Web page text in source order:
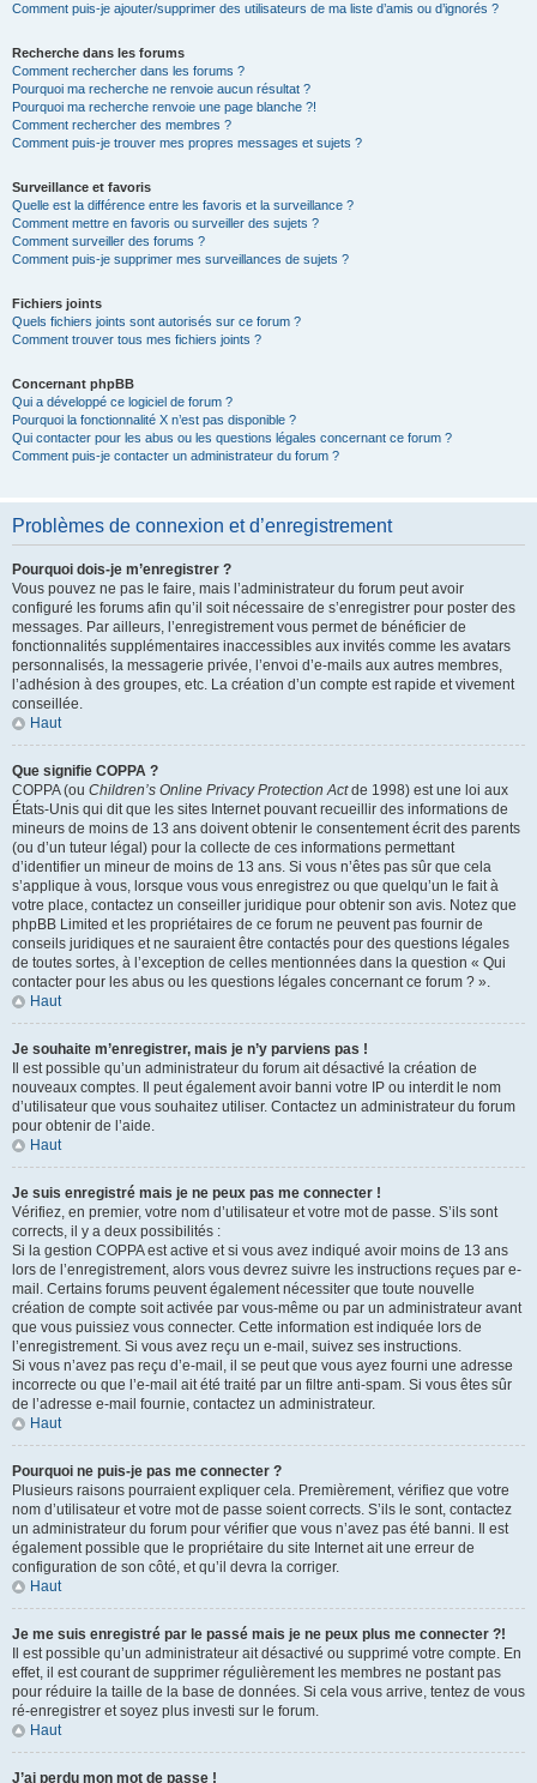
Comment puis-je ajouter/supprimer des utilisateurs de ma liste d’amis ou d’ignorés ?
Recherche dans les forums
Comment rechercher dans les forums ?
Pourquoi ma recherche ne renvoie aucun résultat ?
Pourquoi ma recherche renvoie une page blanche ?!
Comment rechercher des membres ?
Comment puis-je trouver mes propres messages et sujets ?
Surveillance et favoris
Quelle est la différence entre les favoris et la surveillance ?
Comment mettre en favoris ou surveiller des sujets ?
Comment surveiller des forums ?
Comment puis-je supprimer mes surveillances de sujets ?
Fichiers joints
Quels fichiers joints sont autorisés sur ce forum ?
Comment trouver tous mes fichiers joints ?
Concernant phpBB
Qui a développé ce logiciel de forum ?
Pourquoi la fonctionnalité X n’est pas disponible ?
Qui contacter pour les abus ou les questions légales concernant ce forum ?
Comment puis-je contacter un administrateur du forum ?
Problèmes de connexion et d’enregistrement
Pourquoi dois-je m’enregistrer ?
Vous pouvez ne pas le faire, mais l’administrateur du forum peut avoir
configuré les forums afin qu’il soit nécessaire de s’enregistrer pour poster des
messages. Par ailleurs, l’enregistrement vous permet de bénéficier de
fonctionnalités supplémentaires inaccessibles aux invités comme les avatars
personnalisés, la messagerie privée, l’envoi d’e-mails aux autres membres,
l’adhésion à des groupes, etc. La création d’un compte est rapide et vivement
conseillée.
Haut
Que signifie COPPA ?
COPPA (ou Children’s Online Privacy Protection Actde 1998) est une loi aux
États-Unis qui dit que les sites Internet pouvant recueillir des informations de
mineurs de moins de 13 ans doivent obtenir le consentement écrit des parents
(ou d’un tuteur légal) pour la collecte de ces informations permettant
d’identifier un mineur de moins de 13 ans. Si vous n’êtes pas sûr que cela
s’applique à vous, lorsque vous vous enregistrez ou que quelqu’un le fait à
votre place, contactez un conseiller juridique pour obtenir son avis. Notez que
phpBB Limited et les propriétaires de ce forum ne peuvent pas fournir de
conseils juridiques et ne sauraient être contactés pour des questions légales
de toutes sortes, à l’exception de celles mentionnées dans la question « Qui
contacter pour les abus ou les questions légales concernant ce forum ? ».
Haut
Je souhaite m’enregistrer, mais je n’y parviens pas !
Il est possible qu’un administrateur du forum ait désactivé la création de
nouveaux comptes. Il peut également avoir banni votre IP ou interdit le nom
d’utilisateur que vous souhaitez utiliser. Contactez un administrateur du forum
pour obtenir de l’aide.
Haut
Je suis enregistré mais je ne peux pas me connecter !
Vérifiez, en premier, votre nom d’utilisateur et votre mot de passe. S’ils sont
corrects, il y a deux possibilités :
Si la gestion COPPA est active et si vous avez indiqué avoir moins de 13 ans
lors de l’enregistrement, alors vous devrez suivre les instructions reçues par e-
mail. Certains forums peuvent également nécessiter que toute nouvelle
création de compte soit activée par vous-même ou par un administrateur avant
que vous puissiez vous connecter. Cette information est indiquée lors de
l’enregistrement. Si vous avez reçu un e-mail, suivez ses instructions.
Si vous n’avez pas reçu d’e-mail, il se peut que vous ayez fourni une adresse
incorrecte ou que l’e-mail ait été traité par un filtre anti-spam. Si vous êtes sûr
de l’adresse e-mail fournie, contactez un administrateur.
Haut
Pourquoi ne puis-je pas me connecter ?
Plusieurs raisons pourraient expliquer cela. Premièrement, vérifiez que votre
nom d’utilisateur et votre mot de passe soient corrects. S’ils le sont, contactez
un administrateur du forum pour vérifier que vous n’avez pas été banni. Il est
également possible que le propriétaire du site Internet ait une erreur de
configuration de son côté, et qu’il devra la corriger.
Haut
Je me suis enregistré par le passé mais je ne peux plus me connecter ?!
Il est possible qu’un administrateur ait désactivé ou supprimé votre compte. En
effet, il est courant de supprimer régulièrement les membres ne postant pas
pour réduire la taille de la base de données. Si cela vous arrive, tentez de vous
ré-enregistrer et soyez plus investi sur le forum.
Haut
J’ai perdu mon mot de passe !